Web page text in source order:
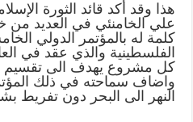
هذا وقد أكد قائد الثورة
علي الخامنئي في العديد من
كلمة له بالمؤتمر الدولي
الفلسطينية والذي عقد في
كل مشروع يهدف الى
واضاف سماحته في ذلك
النهر الى البحر دون تفريط